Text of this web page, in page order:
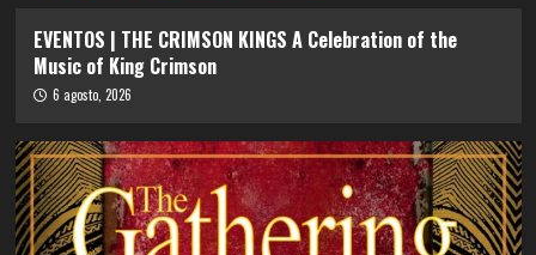
EVENTOS | THE CRIMSON KINGS A Celebration of the
Music of King Crimson
6 agosto, 2026